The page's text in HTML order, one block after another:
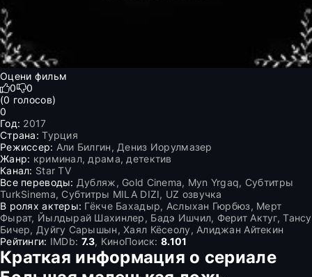
Оцени фильм
0
0
(0 голосов)
0
Год: 2017
Страна: Турция
Режиссер: Али Билгин, Дениз Иорулмазер
Жанр: криминал, драма, детектив
Канал: Star TV
Все переводы: Дубляж, Gold Cinema, Myn Yrgaq, Субтитры
TurkSinema, Субтитры MILA DIZI, UZ озвучка
В ролях актеры: Гёкче Бахадыр, Аслыхан Гюрбюз, Мерт
Фырат, Йылдырай Шахинлер, Бадэ Ишчил, Ферит Актуг, Тансу
Бичер, Дуйгу Сарышын, Хаял Кёсеолу, Алиджан Айтекин
Рейтинги: IMDb: 7.3, КиноПоиск: 8.101
Краткая информация о сериале